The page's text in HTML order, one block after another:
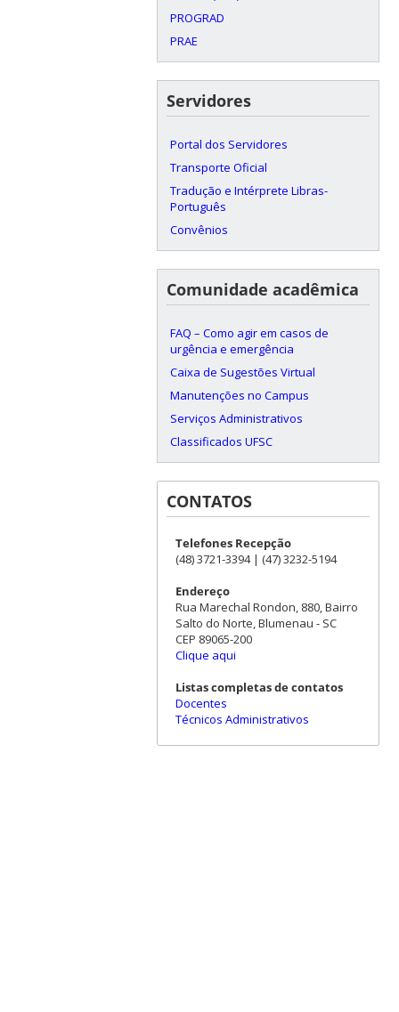
PROGRAD
PRAE
Servidores
Portal dos Servidores
Transporte Oficial
Tradução e Intérprete Libras-
Português
Convênios
Comunidade acadêmica
FAQ – Como agir em casos de
urgência e emergência
Caixa de Sugestões Virtual
Manutenções no Campus
Serviços Administrativos
Classificados UFSC
CONTATOS
Telefones Recepção
(48) 3721-3394 | (47) 3232-5194
Endereço
Rua Marechal Rondon, 880, Bairro
Salto do Norte, Blumenau - SC
CEP 89065-200
Clique aqui
Listas completas de contatos
Docentes
Técnicos Administrativos